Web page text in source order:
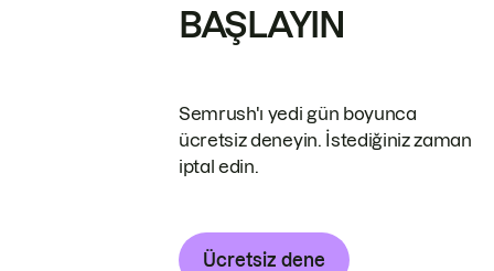
BAŞLAYIN
Semrush'ı yedi gün boyunca
ücretsiz deneyin. İstediğiniz zaman
iptal edin.
Ücretsiz dene